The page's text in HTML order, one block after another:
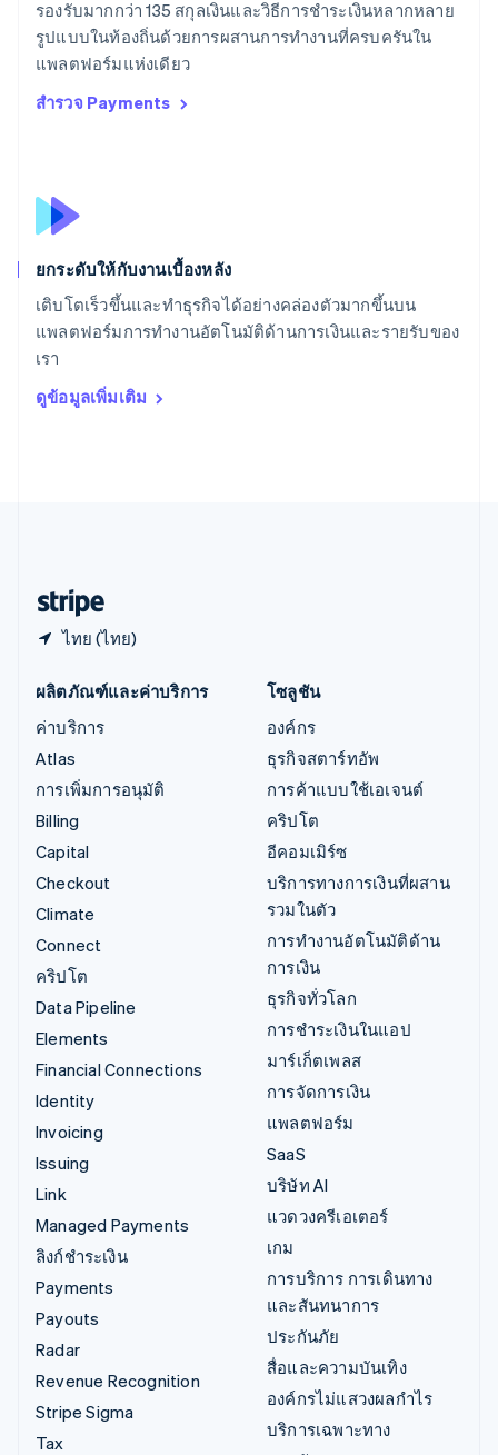
รองรับมากกว่า 135 สกุลเงินและวิธีการชำระเงินหลากหลาย
รูปแบบในท้องถิ่นด้วยการผสานการทำงานที่ครบครันใน
แพลตฟอร์มแห่งเดียว
สำรวจ Payments
ยกระดับให้กับงานเบื้องหลัง
เติบโตเร็วขึ้นและทำธุรกิจได้อย่างคล่องตัวมากขึ้นบน
แพลตฟอร์มการทำงานอัตโนมัติด้านการเงินและรายรับของ
เรา
ดูข้อมูลเพิ่มเติม
ไทย (ไทย)
สวีเดน
Svenska English
สหรัฐอเมริกา
สหรัฐอาหรับเอมิเรตส์
สาธารณรัฐเช็ก
English
English简体中文
ออสเตรเลีย
ออสเตรีย
อิตาลี
ItalianoEnglish
ผลิตภัณฑ์และค่าบริการ
ค่าบริการ
Atlas
การเพิ่มการอนุมัติ
Billing
Capital
Checkout
Climate
Connect
คริปโต
Data Pipeline
Elements
Financial Connections
Identity
Invoicing
Issuing
Link
Managed Payments
ลิงก์ชำระเงิน
Payments
Payouts
Radar
Revenue Recognition
Stripe Sigma
Tax
โซลูชัน
องค์กร
ธุรกิจสตาร์ทอัพ
การค้าแบบใช้เอเจนต์
คริปโต
อีคอมเมิร์ซ
บริการทางการเงินที่ผสาน
รวมในตัว
การทำงานอัตโนมัติด้าน
การเงิน
ธุรกิจทั่วโลก
การชำระเงินในแอป
มาร์เก็ตเพลส
การจัดการเงิน
แพลตฟอร์ม
SaaS
บริษัท AI
แวดวงครีเอเตอร์
เกม
การบริการ การเดินทาง
และสันทนาการ
ประกันภัย
สื่อและความบันเทิง
องค์กรไม่แสวงผลกำไร
บริการเฉพาะทาง